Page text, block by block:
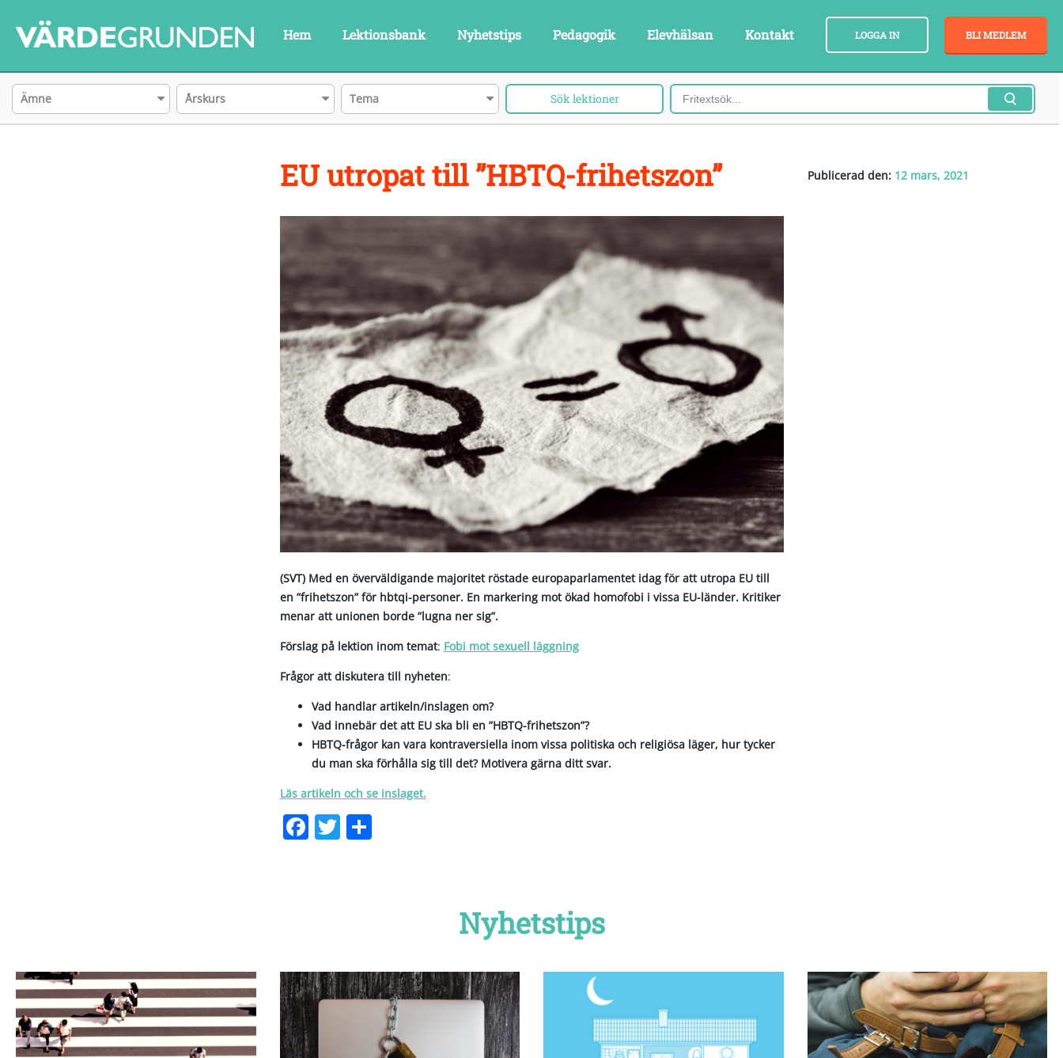
BLI MEDLEM
LOGGA IN
Hem Lektionsbank Nyhetstips Pedagogik Elevhälsan Kontakt
Ämne Årskurs Tema
Publicerad den: 12 mars, 2021
EU utropat till ”HBTQ-frihetszon”
(SVT) Med en överväldigande majoritet röstade europaparlamentet idag för att utropa EU till
en ”frihetszon” för hbtqi-personer. En markering mot ökad homofobi i vissa EU-länder. Kritiker
menar att unionen borde ”lugna ner sig”.
Förslag på lektion inom temat: Fobi mot sexuell läggning
Frågor att diskutera till nyheten:
Vad handlar artikeln/inslagen om?
Vad innebär det att EU ska bli en ”HBTQ-frihetszon”?
HBTQ-frågor kan vara kontraversiella inom vissa politiska och religiösa läger, hur tycker
du man ska förhålla sig till det? Motivera gärna ditt svar.
Läs artikeln och se inslaget.
Facebook
Twitter
Dela
Nyhetstips